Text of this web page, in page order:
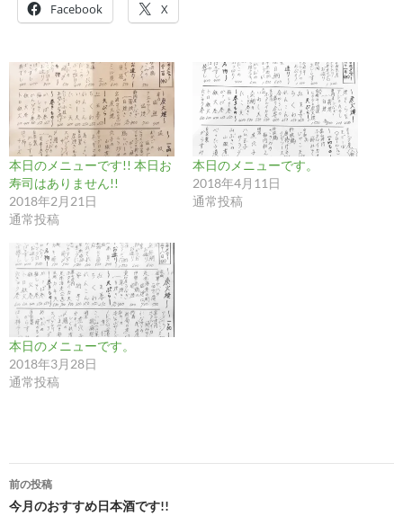
Facebook X
本日のメニューです!! 本日お
寿司はありません!!
2018年2月21日
通常投稿
本日のメニューです。
2018年4月11日
通常投稿
本日のメニューです。
2018年3月28日
通常投稿
投
稿
前の投稿
今月のおすすめ日本酒です!!